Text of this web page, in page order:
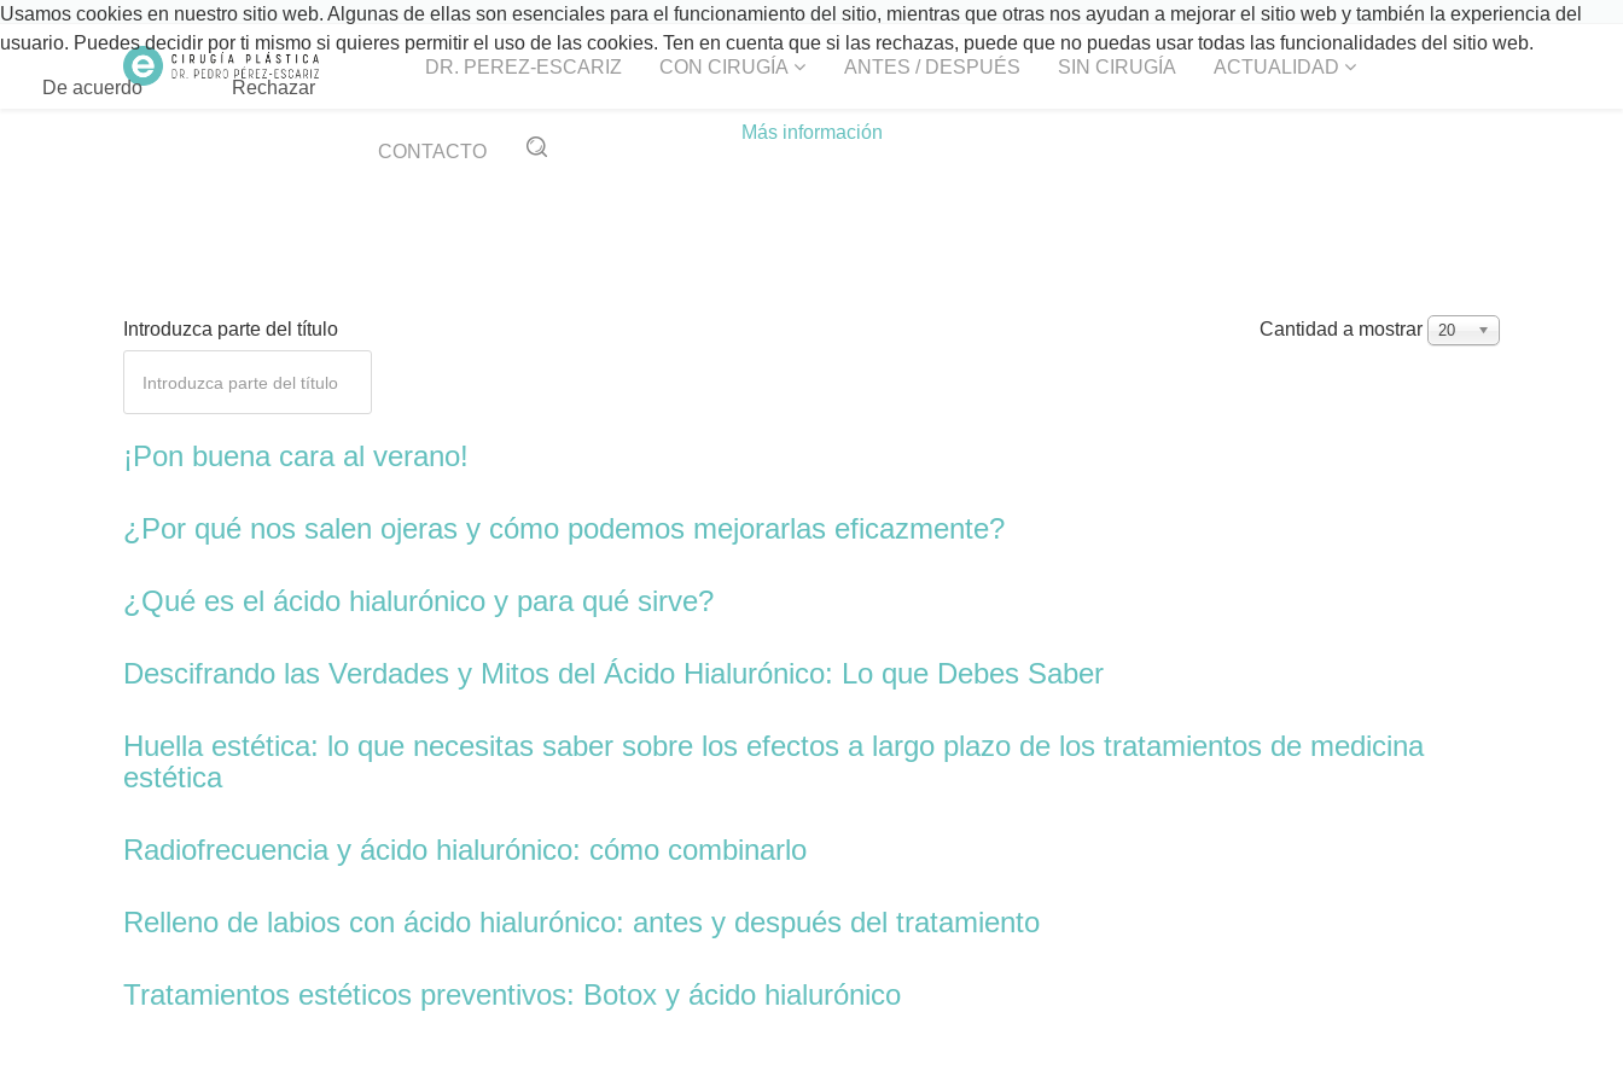
DR. PEREZ-ESCARIZ CON CIRUGÍA ANTES / DESPUÉS SIN CIRUGÍA ACTUALIDAD
CONTACTO
Introduzca parte del título Cantidad a mostrar 20
¡Pon buena cara al verano!
¿Por qué nos salen ojeras y cómo podemos mejorarlas eficazmente?
¿Qué es el ácido hialurónico y para qué sirve?
Descifrando las Verdades y Mitos del Ácido Hialurónico: Lo que Debes Saber
Huella estética: lo que necesitas saber sobre los efectos a largo plazo de los tratamientos de medicina
estética
Radiofrecuencia y ácido hialurónico: cómo combinarlo
Relleno de labios con ácido hialurónico: antes y después del tratamiento
Tratamientos estéticos preventivos: Botox y ácido hialurónico
Usamos cookies en nuestro sitio web. Algunas de ellas son esenciales para el funcionamiento del sitio, mientras que otras nos ayudan a mejorar el sitio web y también la experiencia del
usuario. Puedes decidir por ti mismo si quieres permitir el uso de las cookies. Ten en cuenta que si las rechazas, puede que no puedas usar todas las funcionalidades del sitio web.
De acuerdo Rechazar
Más información